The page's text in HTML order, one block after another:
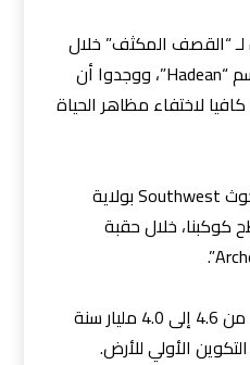
لـ “القصف المكثف” خلال
هذه الحقبة، والمعروفة باسم “Hadean”، ووجدوا أن
لاختفاء مظاهر الحياة
ودرس العلماء في معهد بحوث Southwest بولاية
كوكبنا، خلال حقبة
ويُقدر أن “Hadean” استمرت من 4.6 إلى 4.0 مليار سنة
الأولي للأرض.